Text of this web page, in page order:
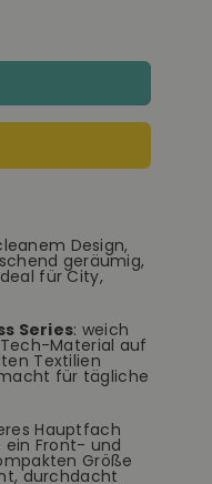
Design,
geräumig,
für City,
Series: weich
Material auf
Textilien
für tägliche
Hauptfach
ein Front- und
Größe
durchdacht